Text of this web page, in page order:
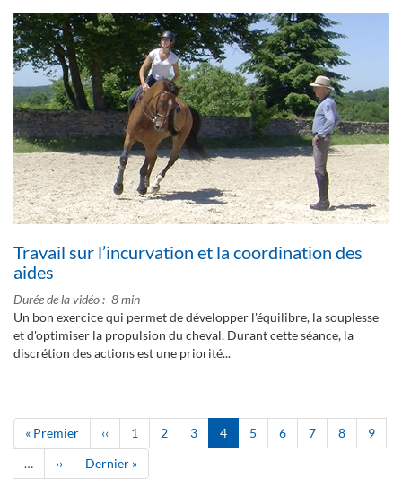
Travail sur l’incurvation et la coordination des
aides
Durée de la vidéo
8 min
Un bon exercice qui permet de développer l'équilibre, la souplesse
et d'optimiser la propulsion du cheval. Durant cette séance, la
discrétion des actions est une priorité...
Pagination
Première
page
« Premier
Page
précédente
‹‹ Page
1 Page
2 Page
3
Page
courante
4 Page
5 Page
6 Page
7 Page
8 Page
9
…
Page
suivante
››
Dernière
page
Dernier »